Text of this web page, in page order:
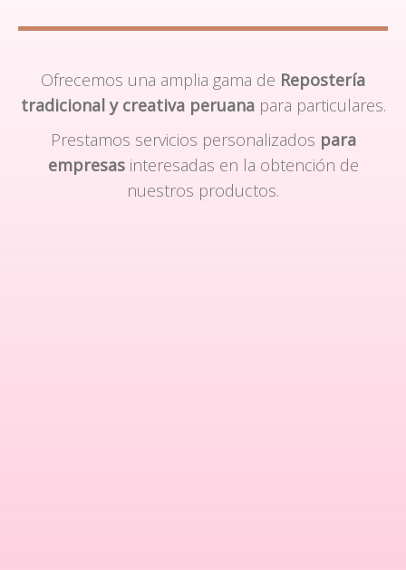
Ofrecemos una amplia gama de Repostería
tradicional y creativa peruanapara particulares.
Prestamos servicios personalizados para
empresasinteresadas en la obtención de
nuestros productos.